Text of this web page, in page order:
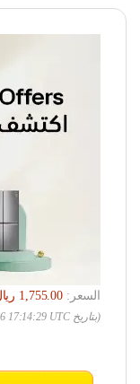
السعر:
‏1,755.00 ريال
(بتاريخ Jun 01, 2026 17:14:29 UTC –